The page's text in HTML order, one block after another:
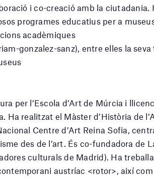
i co-creació amb la ciutadania.
programes educatius per a
acadèmiques
gonzalez-sanz), entre elles la seva
per l’Escola d’Art de Múrcia i
Ha realitzat el Màster d’Història de
Centre d’Art Reina Sofia,
des de l’art. És co-fundadora de
culturals de Madrid). Ha
austríac <rotor>, així com